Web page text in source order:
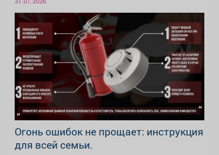
Огонь ошибок не прощает: инструкция
для всей семьи.